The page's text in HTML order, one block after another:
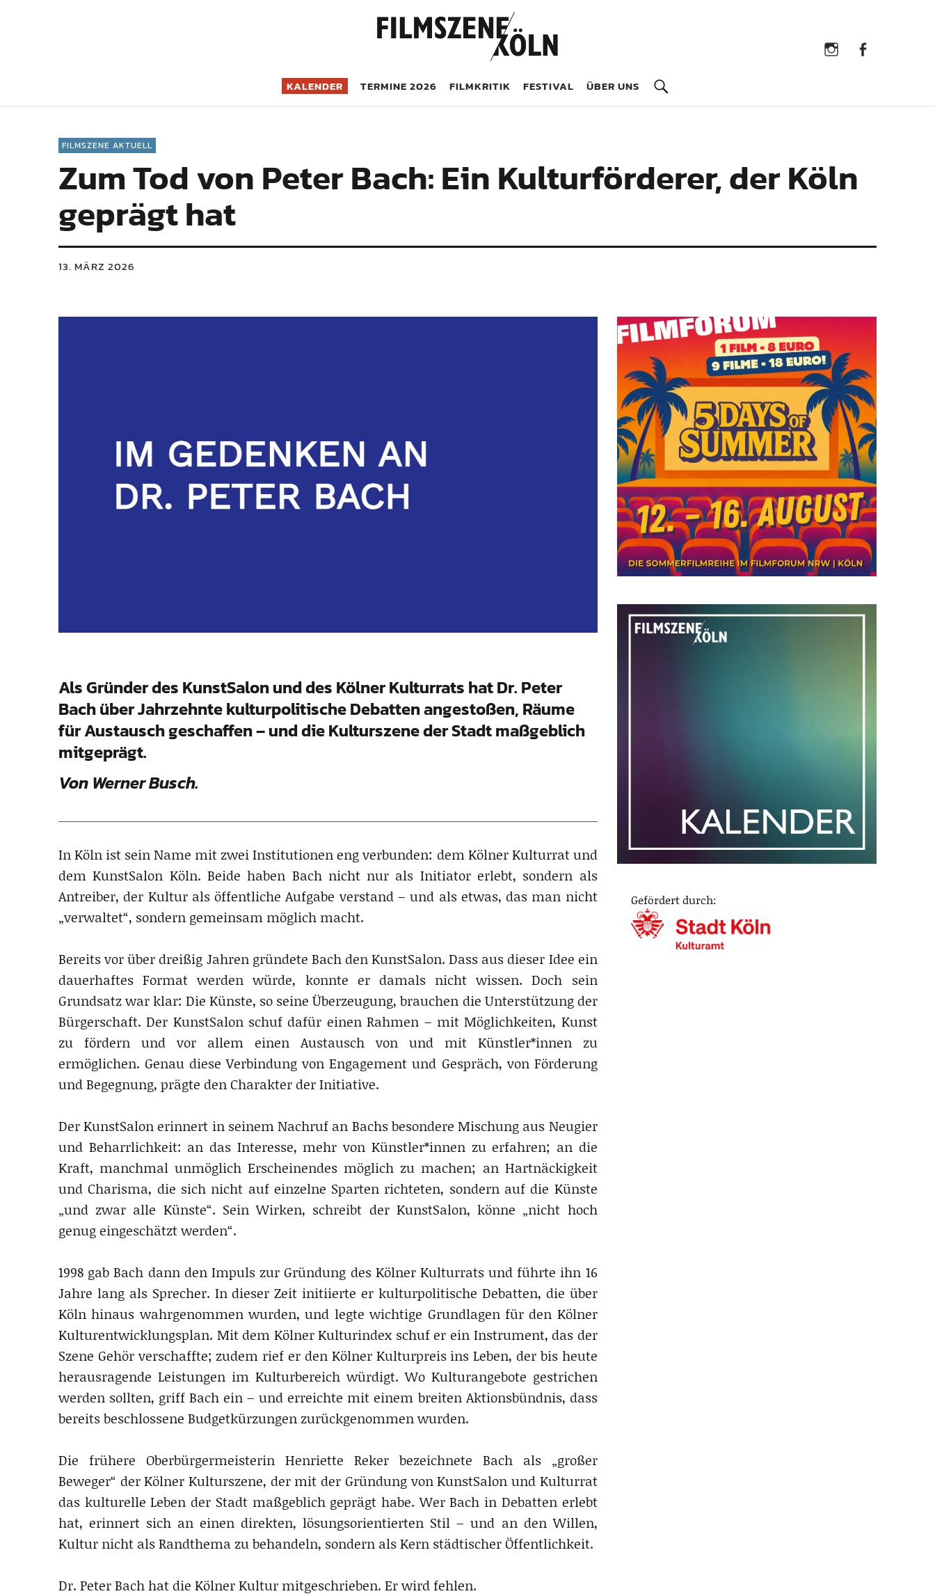
KALENDER TERMINE 2026 FILMKRITIK FESTIVAL ÜBER UNS
FILMSZENE AKTUELL
Zum Tod von Peter Bach: Ein Kulturförderer, der Köln
geprägt hat
13. MÄRZ 2026
Als Gründer des KunstSalon und des Kölner Kulturrats hat Dr. Peter
Bach über Jahrzehnte kulturpolitische Debatten angestoßen, Räume
für Austausch geschaffen – und die Kulturszene der Stadt maßgeblich
mitgeprägt.
Von Werner Busch.
In Köln ist sein Name mit zwei Institutionen eng verbunden: dem Kölner Kulturrat und
dem KunstSalon Köln. Beide haben Bach nicht nur als Initiator erlebt, sondern als
Antreiber, der Kultur als öffentliche Aufgabe verstand – und als etwas, das man nicht
„verwaltet“, sondern gemeinsam möglich macht.
Bereits vor über dreißig Jahren gründete Bach den KunstSalon. Dass aus dieser Idee ein
dauerhaftes Format werden würde, konnte er damals nicht wissen. Doch sein
Grundsatz war klar: Die Künste, so seine Überzeugung, brauchen die Unterstützung der
Bürgerschaft. Der KunstSalon schuf dafür einen Rahmen – mit Möglichkeiten, Kunst
zu fördern und vor allem einen Austausch von und mit Künstler*innen zu
ermöglichen. Genau diese Verbindung von Engagement und Gespräch, von Förderung
und Begegnung, prägte den Charakter der Initiative.
Der KunstSalon erinnert in seinem Nachruf an Bachs besondere Mischung aus Neugier
und Beharrlichkeit: an das Interesse, mehr von Künstler*innen zu erfahren; an die
Kraft, manchmal unmöglich Erscheinendes möglich zu machen; an Hartnäckigkeit
und Charisma, die sich nicht auf einzelne Sparten richteten, sondern auf die Künste
„und zwar alle Künste“. Sein Wirken, schreibt der KunstSalon, könne „nicht hoch
genug eingeschätzt werden“.
1998 gab Bach dann den Impuls zur Gründung des Kölner Kulturrats und führte ihn 16
Jahre lang als Sprecher. In dieser Zeit initiierte er kulturpolitische Debatten, die über
Köln hinaus wahrgenommen wurden, und legte wichtige Grundlagen für den Kölner
Kulturentwicklungsplan. Mit dem Kölner Kulturindex schuf er ein Instrument, das der
Szene Gehör verschaffte; zudem rief er den Kölner Kulturpreis ins Leben, der bis heute
herausragende Leistungen im Kulturbereich würdigt. Wo Kulturangebote gestrichen
werden sollten, griff Bach ein – und erreichte mit einem breiten Aktionsbündnis, dass
bereits beschlossene Budgetkürzungen zurückgenommen wurden.
Die frühere Oberbürgermeisterin Henriette Reker bezeichnete Bach als „großer
Beweger“ der Kölner Kulturszene, der mit der Gründung von KunstSalon und Kulturrat
das kulturelle Leben der Stadt maßgeblich geprägt habe. Wer Bach in Debatten erlebt
hat, erinnert sich an einen direkten, lösungsorientierten Stil – und an den Willen,
Kultur nicht als Randthema zu behandeln, sondern als Kern städtischer Öffentlichkeit.
Dr. Peter Bach hat die Kölner Kultur mitgeschrieben. Er wird fehlen.
Gefördert durch: